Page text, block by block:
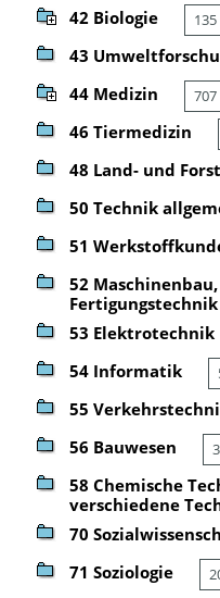
42 Biologie
43
44 Medizin
46 Tiermedizin
48 Land- und
50 Technik
51
52
Fertigungstechnik
53 Elektrotechnik
54 Informatik
55
56 Bauwesen
58 Chemische
verschiedene
70
71 Soziologie